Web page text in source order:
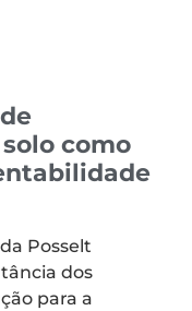
como
Posselt
dos
para a